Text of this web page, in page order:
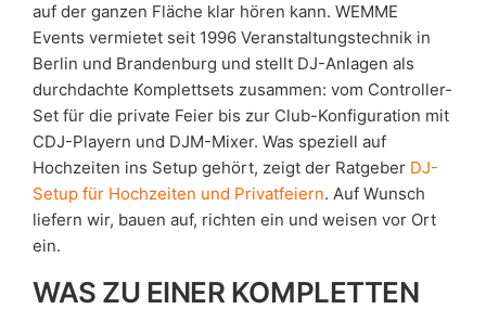
auf der ganzen Fläche klar hören kann. WEMME
Events vermietet seit 1996 Veranstaltungstechnik in
Berlin und Brandenburg und stellt DJ-Anlagen als
durchdachte Komplettsets zusammen: vom Controller-
Set für die private Feier bis zur Club-Konfiguration mit
CDJ-Playern und DJM-Mixer. Was speziell auf
Hochzeiten ins Setup gehört, zeigt der Ratgeber DJ-
Setup für Hochzeiten und Privatfeiern. Auf Wunsch
liefern wir, bauen auf, richten ein und weisen vor Ort
ein.
WAS ZU EINER KOMPLETTEN